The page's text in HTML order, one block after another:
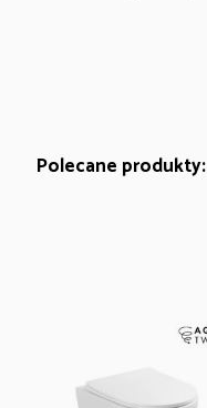
Polecane produkty: